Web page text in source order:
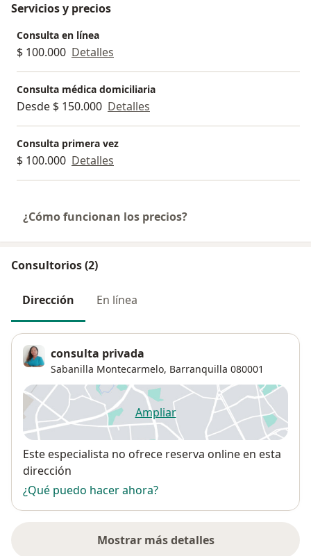
Servicios y precios
Consulta en línea
$ 100.000 Detalles
Consulta médica domiciliaria
Desde $ 150.000 Detalles
Consulta primera vez
$ 100.000 Detalles
¿Cómo funcionan los precios?
Consultorios (2)
Dirección En línea
consulta privada
Sabanilla Montecarmelo, Barranquilla 080001
Ampliarse abre en una nueva
Disponibilidad
Este especialista no ofrece reserva online en esta
dirección
¿Qué puedo hacer ahora?
Mostrar más detalles
sobre la dirección